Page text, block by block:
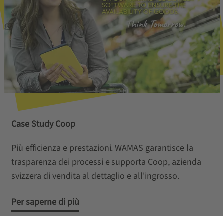
Case Study Coop
Più efficienza e prestazioni. WAMAS garantisce la
trasparenza dei processi e supporta Coop, azienda
svizzera di vendita al dettaglio e all'ingrosso.
Per saperne di più